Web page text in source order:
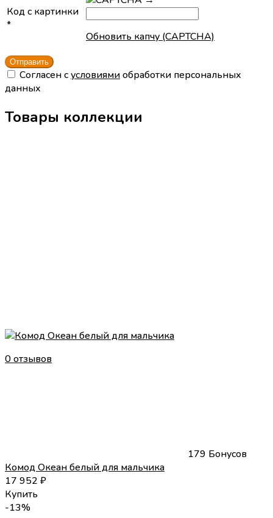
Код с картинки
*
Обновить капчу (CAPTCHA)
Cогласен сусловиямиобработки персональных
данных
Товары коллекции
0 отзывов
179 Бонусов
Комод Океан белый для мальчика
17 952 ₽
Купить
-13%